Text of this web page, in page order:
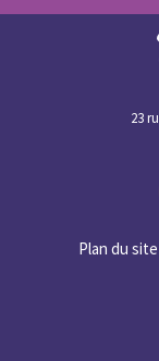
23
Plan du site